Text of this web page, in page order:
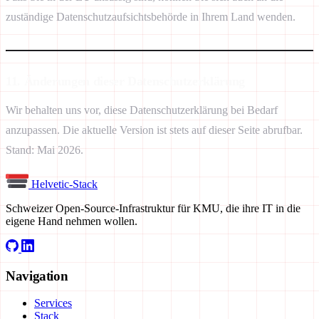
zuständige Datenschutzaufsichtsbehörde in Ihrem Land wenden.
Wir behalten uns vor, diese Datenschutzerklärung bei Bedarf
anzupassen. Die aktuelle Version ist stets auf dieser Seite abrufbar.
Stand: Mai 2026.
Helvetic-Stack
Schweizer Open-Source-Infrastruktur für KMU, die ihre IT in die
eigene Hand nehmen wollen.
Navigation
Services
Stack